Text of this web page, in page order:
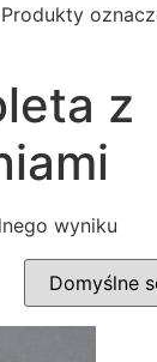
z
wyniku